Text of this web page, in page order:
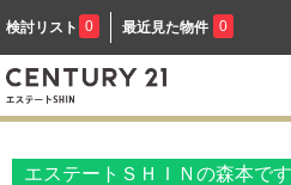
検討リスト 0 最近見た物件 0
エステートＳＨＩＮの森本です